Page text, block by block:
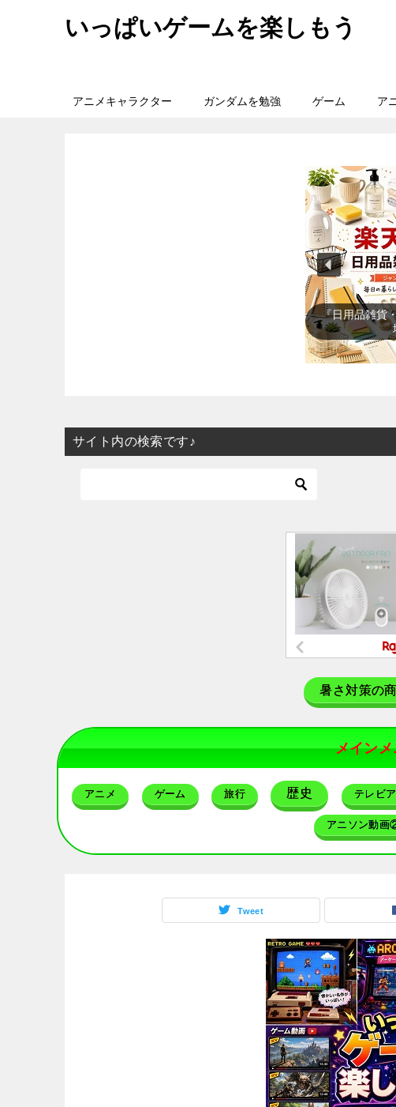
いっぱいゲームを楽しもう
アニメキャラクター ガンダムを勉強 ゲーム ア
『暑さ対策
サイト内の検索です♪
暑さ対策の
メイン
アニメ ゲーム 旅行 歴史 テレビ
アニソン動画
Tweet